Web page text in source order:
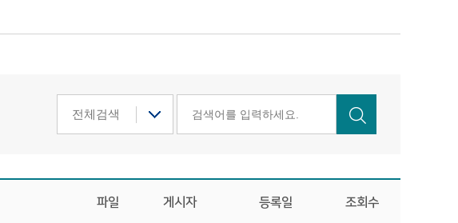
파일 게시자 등록일 조회수